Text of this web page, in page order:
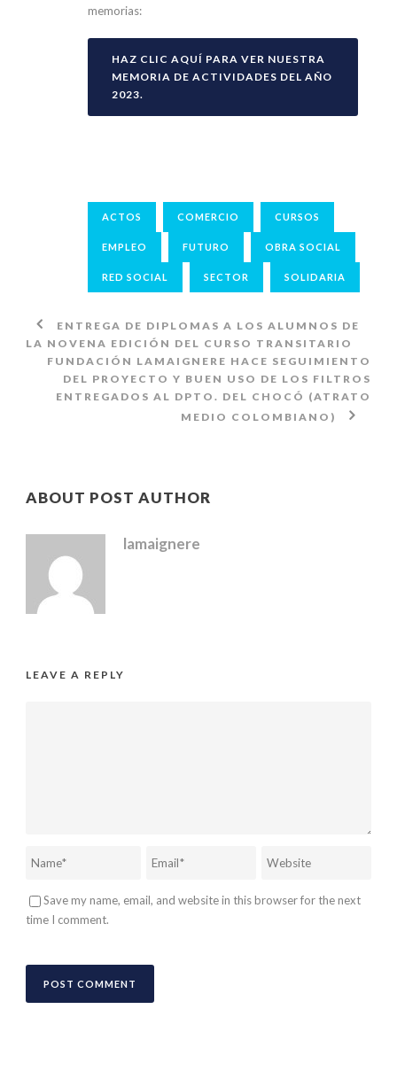
memorias:
HAZ CLIC AQUÍ PARA VER NUESTRA
MEMORIA DE ACTIVIDADES DEL AÑO
2023.
ACTOS COMERCIO CURSOS
EMPLEO FUTURO OBRA SOCIAL
RED SOCIAL SECTOR SOLIDARIA
ENTREGA DE DIPLOMAS A LOS ALUMNOS DE
LA NOVENA EDICIÓN DEL CURSO TRANSITARIO
FUNDACIÓN LAMAIGNERE HACE SEGUIMIENTO
DEL PROYECTO Y BUEN USO DE LOS FILTROS
ENTREGADOS AL DPTO. DEL CHOCÓ (ATRATO
MEDIO COLOMBIANO)
ABOUT POST AUTHOR
lamaignere
LEAVE A REPLY
Save my name, email, and website in this browser for the next
time I comment.